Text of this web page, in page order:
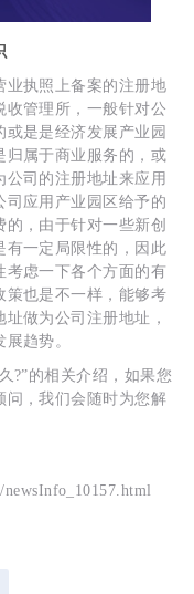
执照上备案的注册地
收管理所，一般针对公
是是经济发展产业园
归属于商业服务的，或
司的注册地址来应用
司应用产业园区给予的
，由于针对一些新创
有一定局限性的，因此
考虑一下各个方面的有
策也是不一样，能够考
做为公司注册地址，
趋势。
的相关介绍，如果您
问，我们会随时为您解